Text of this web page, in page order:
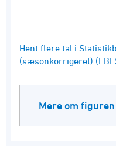
End of interactive
Hent flere tal i
(sæsonkorrigeret)
Mere om figuren